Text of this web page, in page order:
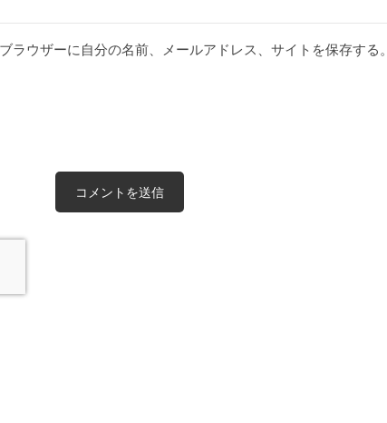
ラウザーに自分の名前、メールアドレス、サイトを保存する。